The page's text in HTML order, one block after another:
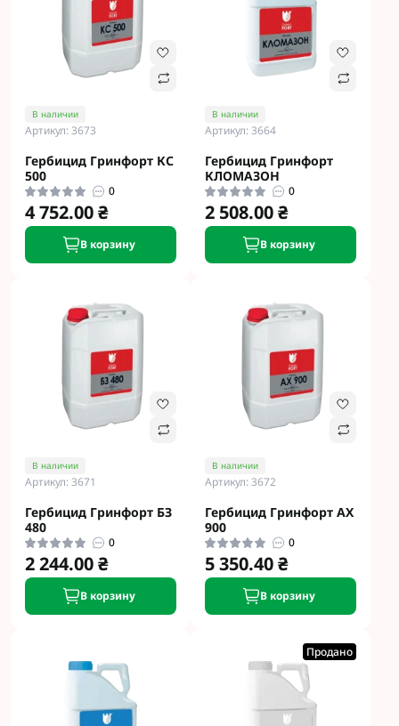
В наличии
Артикул: 3673
Гербицид Гринфорт КС
500
0
4 752.00 ₴
В корзину
В наличии
Артикул: 3664
Гербицид Гринфорт
КЛОМАЗОН
0
2 508.00 ₴
В корзину
В наличии
Артикул: 3671
Гербицид Гринфорт БЗ
480
0
2 244.00 ₴
В корзину
В наличии
Артикул: 3672
Гербицид Гринфорт АХ
900
0
5 350.40 ₴
В корзину
Продано